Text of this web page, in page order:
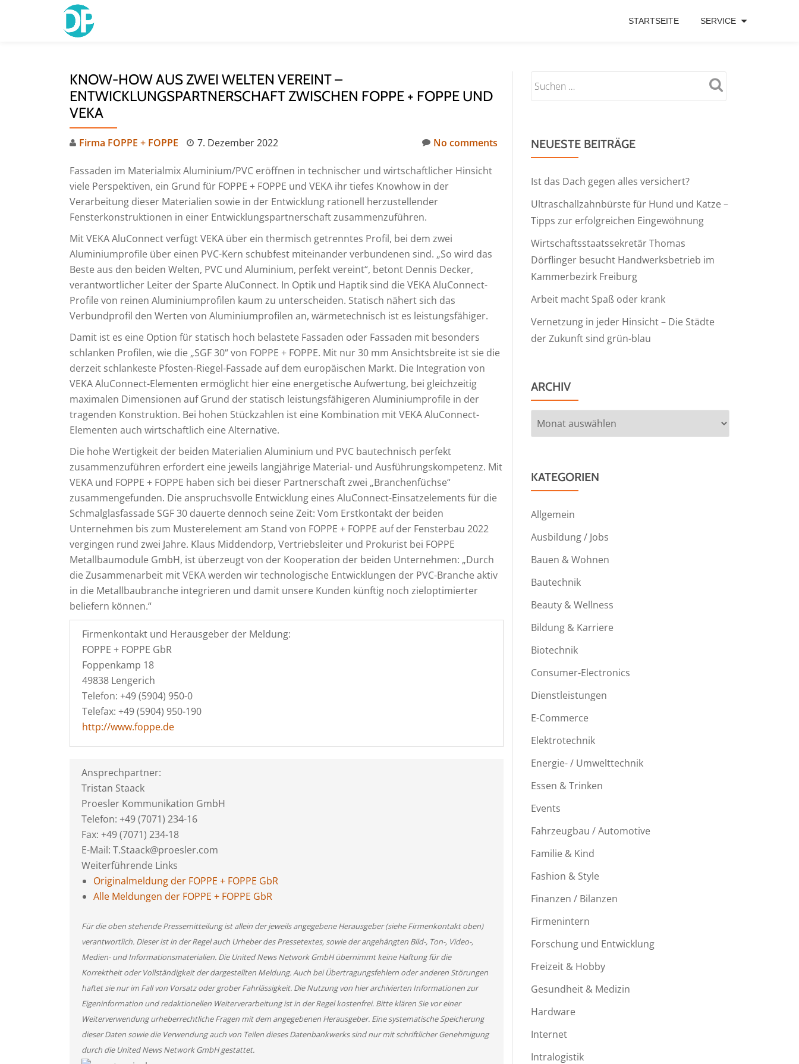
STARTSEITE SERVICE
KNOW-HOW AUS ZWEI WELTEN VEREINT –
ENTWICKLUNGSPARTNERSCHAFT ZWISCHEN FOPPE + FOPPE UND
VEKA
Firma FOPPE + FOPPE 7. Dezember 2022 No comments
Fassaden im Materialmix Aluminium/PVC eröffnen in technischer und wirtschaftlicher Hinsicht
viele Perspektiven, ein Grund für FOPPE + FOPPE und VEKA ihr tiefes Knowhow in der
Verarbeitung dieser Materialien sowie in der Entwicklung rationell herzustellender
Fensterkonstruktionen in einer Entwicklungspartnerschaft zusammenzuführen.
Mit VEKA AluConnect verfügt VEKA über ein thermisch getrenntes Profil, bei dem zwei
Aluminiumprofile über einen PVC-Kern schubfest miteinander verbundenen sind. „So wird das
Beste aus den beiden Welten, PVC und Aluminium, perfekt vereint“, betont Dennis Decker,
verantwortlicher Leiter der Sparte AluConnect. In Optik und Haptik sind die VEKA AluConnect-
Profile von reinen Aluminiumprofilen kaum zu unterscheiden. Statisch nähert sich das
Verbundprofil den Werten von Aluminiumprofilen an, wärmetechnisch ist es leistungsfähiger.
Damit ist es eine Option für statisch hoch belastete Fassaden oder Fassaden mit besonders
schlanken Profilen, wie die „SGF 30“ von FOPPE + FOPPE. Mit nur 30 mm Ansichtsbreite ist sie die
derzeit schlankeste Pfosten-Riegel-Fassade auf dem europäischen Markt. Die Integration von
VEKA AluConnect-Elementen ermöglicht hier eine energetische Aufwertung, bei gleichzeitig
maximalen Dimensionen auf Grund der statisch leistungsfähigeren Aluminiumprofile in der
tragenden Konstruktion. Bei hohen Stückzahlen ist eine Kombination mit VEKA AluConnect-
Elementen auch wirtschaftlich eine Alternative.
Die hohe Wertigkeit der beiden Materialien Aluminium und PVC bautechnisch perfekt
zusammenzuführen erfordert eine jeweils langjährige Material- und Ausführungskompetenz. Mit
VEKA und FOPPE + FOPPE haben sich bei dieser Partnerschaft zwei „Branchenfüchse“
zusammengefunden. Die anspruchsvolle Entwicklung eines AluConnect-Einsatzelements für die
Schmalglasfassade SGF 30 dauerte dennoch seine Zeit: Vom Erstkontakt der beiden
Unternehmen bis zum Musterelement am Stand von FOPPE + FOPPE auf der Fensterbau 2022
vergingen rund zwei Jahre. Klaus Middendorp, Vertriebsleiter und Prokurist bei FOPPE
Metallbaumodule GmbH, ist überzeugt von der Kooperation der beiden Unternehmen: „Durch
die Zusammenarbeit mit VEKA werden wir technologische Entwicklungen der PVC-Branche aktiv
in die Metallbaubranche integrieren und damit unsere Kunden künftig noch zieloptimierter
beliefern können.“
Firmenkontakt und Herausgeber der Meldung:
FOPPE + FOPPE GbR
Foppenkamp 18
49838 Lengerich
Telefon: +49 (5904) 950-0
Telefax: +49 (5904) 950-190
http://www.foppe.de
Ansprechpartner:
Tristan Staack
Proesler Kommunikation GmbH
Telefon: +49 (7071) 234-16
Fax: +49 (7071) 234-18
E-Mail: T.Staack@proesler.com
Weiterführende Links
Originalmeldung der FOPPE + FOPPE GbR
Alle Meldungen der FOPPE + FOPPE GbR
Für die oben stehende Pressemitteilung ist allein der jeweils angegebene Herausgeber (siehe Firmenkontakt oben)
verantwortlich. Dieser ist in der Regel auch Urheber des Pressetextes, sowie der angehängten Bild-, Ton-, Video-,
Medien- und Informationsmaterialien. Die United News Network GmbH übernimmt keine Haftung für die
Korrektheit oder Vollständigkeit der dargestellten Meldung. Auch bei Übertragungsfehlern oder anderen Störungen
haftet sie nur im Fall von Vorsatz oder grober Fahrlässigkeit. Die Nutzung von hier archivierten Informationen zur
Eigeninformation und redaktionellen Weiterverarbeitung ist in der Regel kostenfrei. Bitte klären Sie vor einer
Weiterverwendung urheberrechtliche Fragen mit dem angegebenen Herausgeber. Eine systematische Speicherung
dieser Daten sowie die Verwendung auch von Teilen dieses Datenbankwerks sind nur mit schriftlicher Genehmigung
durch die United News Network GmbH gestattet.
NEUESTE BEITRÄGE
Ist das Dach gegen alles versichert?
Ultraschallzahnbürste für Hund und Katze –
Tipps zur erfolgreichen Eingewöhnung
Wirtschaftsstaatssekretär Thomas
Dörflinger besucht Handwerksbetrieb im
Kammerbezirk Freiburg
Arbeit macht Spaß oder krank
Vernetzung in jeder Hinsicht – Die Städte
der Zukunft sind grün-blau
ARCHIV
Archiv
KATEGORIEN
Allgemein
Ausbildung / Jobs
Bauen & Wohnen
Bautechnik
Beauty & Wellness
Bildung & Karriere
Biotechnik
Consumer-Electronics
Dienstleistungen
E-Commerce
Elektrotechnik
Energie- / Umwelttechnik
Essen & Trinken
Events
Fahrzeugbau / Automotive
Familie & Kind
Fashion & Style
Finanzen / Bilanzen
Firmenintern
Forschung und Entwicklung
Freizeit & Hobby
Gesundheit & Medizin
Hardware
Internet
Intralogistik